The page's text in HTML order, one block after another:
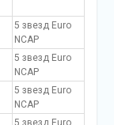
5 звезд Euro
NCAP
5 звезд Euro
NCAP
5 звезд Euro
NCAP